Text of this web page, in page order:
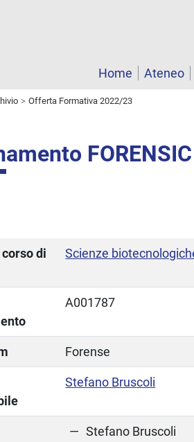
Home
Ateneo
Offerta Formativa 2022/23
di
Scienze
A001787
Forense
Stefano Bruscoli
Stefano Bruscoli